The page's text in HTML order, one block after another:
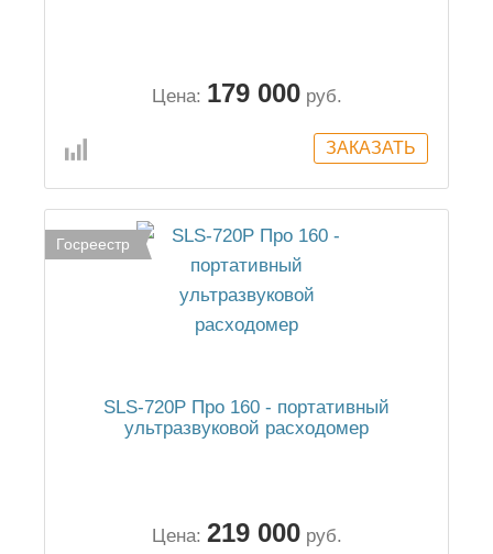
Цена: 179 000 руб.
Госреестр
SLS-720P Про 160 - портативный
ультразвуковой расходомер
Цена: 219 000 руб.